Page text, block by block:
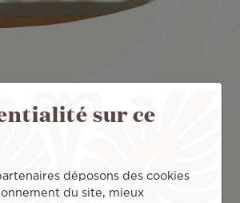
est notre moteur, nous
et la créativité dans nos
nos actions. sur ce
déposons des cookies
du site, mieux